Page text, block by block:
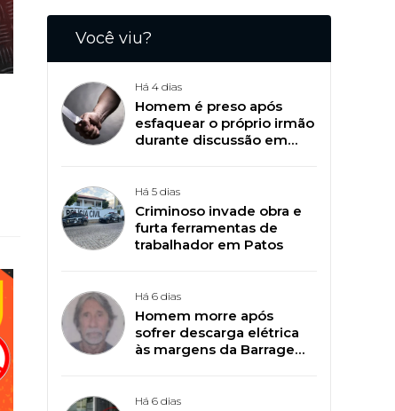
Você viu?
Há 4 dias
Homem é preso após
esfaquear o próprio irmão
durante discussão em
Há 5 dias
Criminoso invade obra e
furta ferramentas de
trabalhador em Patos
Há 6 dias
Homem morre após
sofrer descarga elétrica
às margens da Barragem
Há 6 dias